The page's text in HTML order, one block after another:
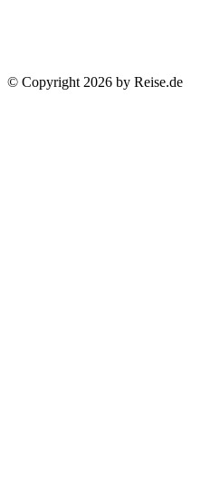
© Copyright 2026 by Reise.de